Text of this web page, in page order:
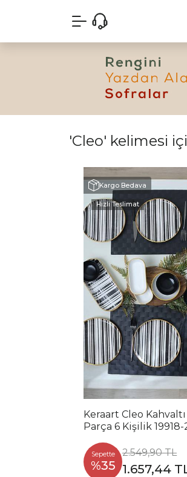
'Cleo' kelimesi
Kargo Bedava
Hızlı Teslimat
Keraart Cleo Kahvaltı
Parça 6 Kişilik 19918-
Sepette
%35
2.549,90 TL
1.657,44